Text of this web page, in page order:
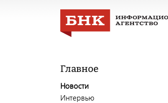
Главное
Новости
Интервью